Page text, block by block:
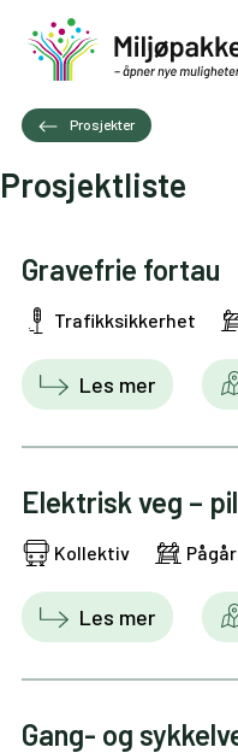
Prosjekter
Prosjektliste
Gravefrie fortau
Trafikksikkerhet
Les mer
Elektrisk veg –
Kollektiv Pågår
Les mer
Gang- og